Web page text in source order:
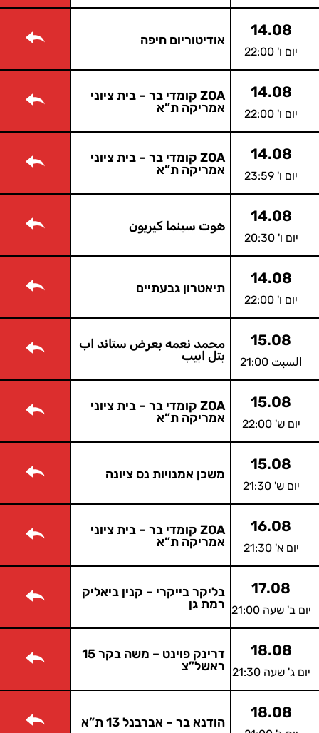
14.08
יום ו' 22:00
אודיטוריום חיפה
14.08
יום ו' 22:00
ZOA קומדי בר – בית ציוני
אמריקה ת”א
14.08
יום ו' 23:59
ZOA קומדי בר – בית ציוני
אמריקה ת”א
14.08
יום ו' 20:30
هوت سينما كيريون
14.08
יום ו' 22:00
תיאטרון גבעתיים
15.08
السبت 21:00
محمد نعمه بعرض ستاند اب
بتل ابيب
15.08
יום ש' 22:00
ZOA קומדי בר – בית ציוני
אמריקה ת”א
15.08
יום ש' 21:30
משכן אמנויות נס ציונה
16.08
יום א' 21:30
ZOA קומדי בר – בית ציוני
אמריקה ת”א
17.08
יום ב' שעה 21:00
בליקר בייקרי – קנין ביאליק
רמת גן
18.08
יום ג' שעה 21:30
דרינק פוינט – משה בקר 15
ראשל”צ
18.08
הודנא בר – אברבנל 13 ת”א